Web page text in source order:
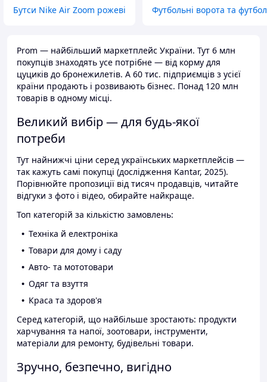
Бутси Nike Air Zoom рожеві Футбольні ворота та
Prom — найбільший маркетплейс України. Тут 6 млн
покупців знаходять усе потрібне — від корму для
цуциків до бронежилетів. А 60 тис. підприємців з усієї
країни продають і розвивають бізнес. Понад 120 млн
товарів в одному місці.
Великий вибір — для будь-якої
потреби
Тут найнижчі ціни серед українських маркетплейсів —
так кажуть самі покупці (дослідження Kantar, 2025).
Порівнюйте пропозиції від тисяч продавців, читайте
відгуки з фото і відео, обирайте найкраще.
Топ категорій за кількістю замовлень:
Техніка й електроніка
Товари для дому і саду
Авто- та мототовари
Одяг та взуття
Краса та здоров'я
Серед категорій, що найбільше зростають: продукти
харчування та напої, зоотовари, інструменти,
матеріали для ремонту, будівельні товари.
Зручно, безпечно, вигідно